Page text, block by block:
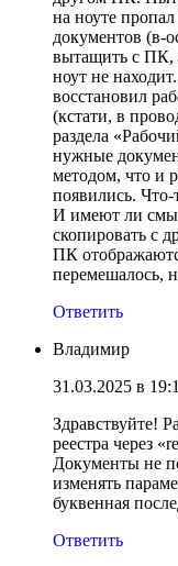
на ноуте
документов (в-
вытащить с ПК,
ноут не
восстановил
(кстати, в
раздела
нужные
методом, что и
появились. Что-
И имеют ли
скопировать с
ПК
перемешалось,
Ответить
Владимир
31.03.2025 в
Здравствуйте!
реестра через
Документы не
изменять
буквенная
Ответить